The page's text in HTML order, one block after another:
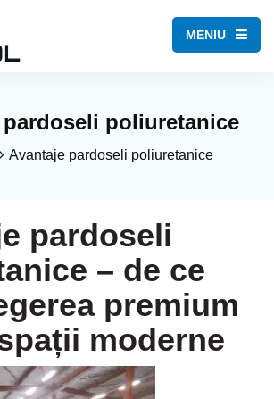
MENIU
pardoseli poliuretanice
Avantaje pardoseli poliuretanice
pardoseli
– de ce
premium
moderne